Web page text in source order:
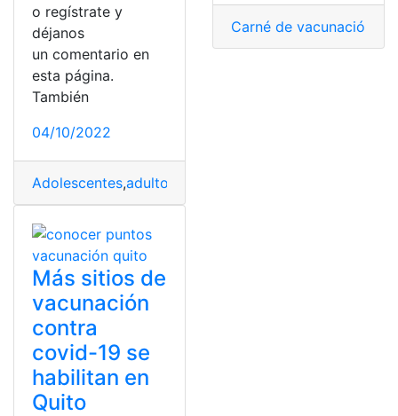
o regístrate y
déjanos
un comentario en
esta página.
También
04/10/2022
Adolescentes,adultos
Carné de vacunación
Más sitios de
vacunación
contra
covid-19 se
habilitan en
Quito